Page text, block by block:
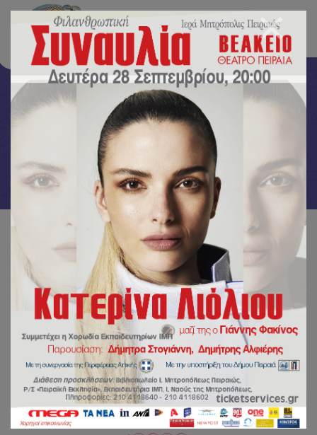
Εργαστήριο Δεξιοτήτων
Αρχική / Εργαστήριο Δεξιοτήτων
1ο Εργαστήριο Δεξιοτήτων – Νοιάζομαι και Δρω
1ο Εργαστήριο Δεξιοτήτων –
Νοιάζομαι και Δρω
by kostdant